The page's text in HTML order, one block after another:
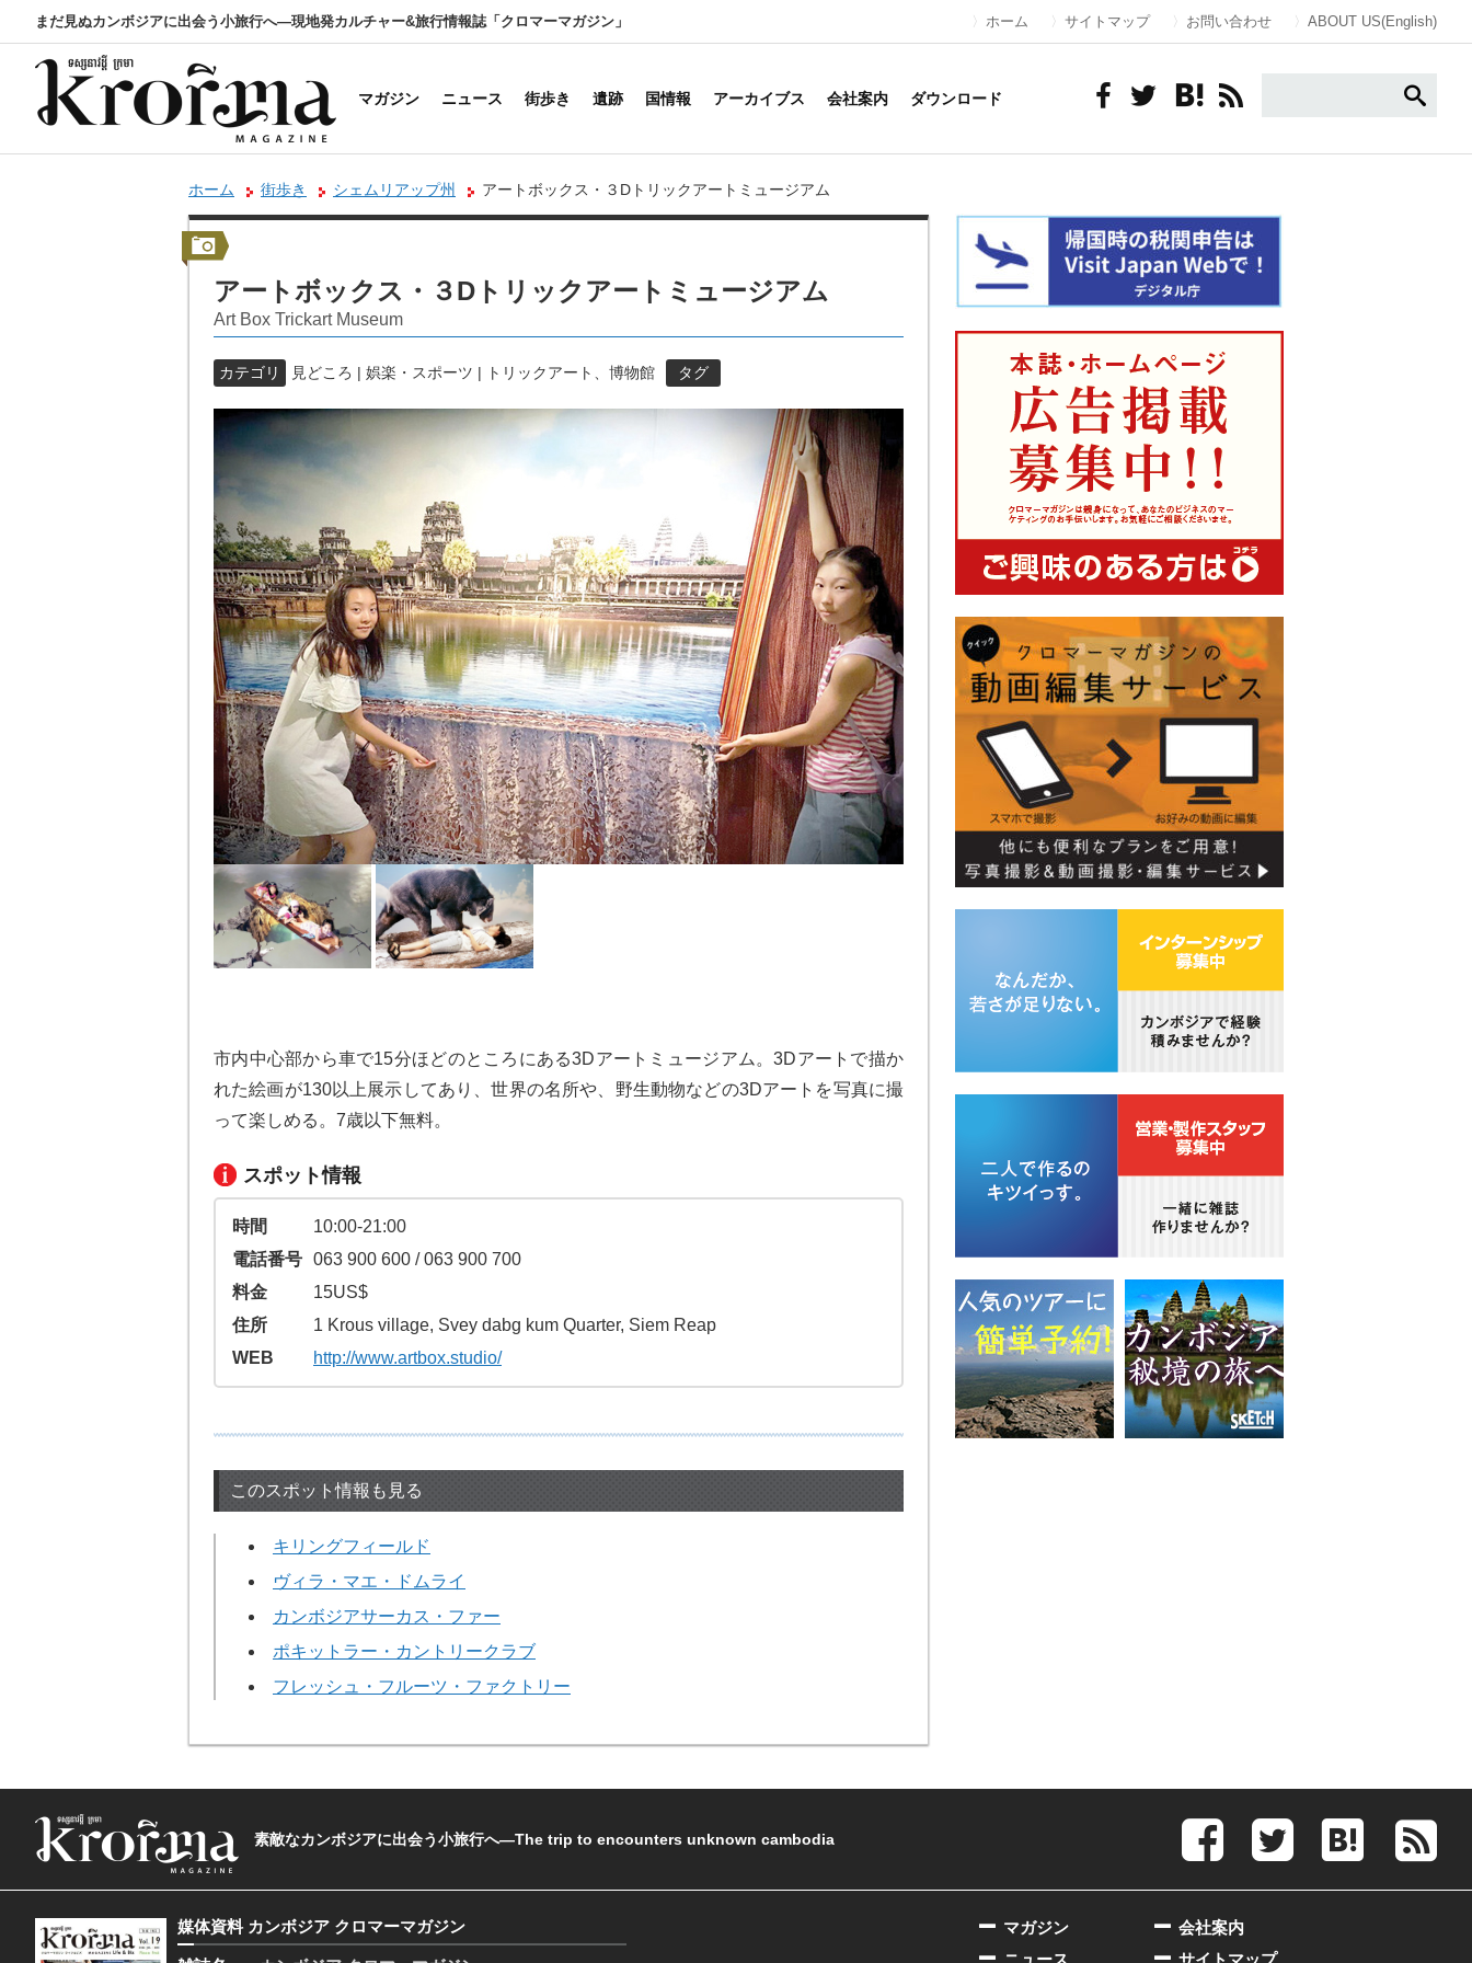
まだ見ぬカンボジアに出会う小旅行へ―現地発カルチャー&旅行情報誌「クロマーマガジン」 ホーム サイトマップ お問い合わせ ABOUT US(English)
マガジン ニュース 街歩き 遺跡 国情報 アーカイブス 会社案内 ダウンロード
ホーム 街歩き シェムリアップ州 アートボックス・３Dトリックアートミュージアム
アートボックス・３Dトリックアートミュージアム
Art Box Trickart Museum
カテゴリ 見どころ | 娯楽・スポーツ | トリックアート、博物館 タグ
市内中心部から車で15分ほどのところにある3Dアートミュージアム。3Dアートで描か
れた絵画が130以上展示してあり、世界の名所や、野生動物などの3Dアートを写真に撮
って楽しめる。7歳以下無料。
スポット情報
時間
10:00-21:00
電話番号 063 900 600 / 063 900 700
料金
15US$
住所
1 Krous village, Svey dabg kum Quarter, Siem Reap
WEB
http://www.artbox.studio/
このスポット情報も見る
キリングフィールド
ヴィラ・マエ・ドムライ
カンボジアサーカス・ファー
ポキットラー・カントリークラブ
フレッシュ・フルーツ・ファクトリー
素敵なカンボジアに出会う小旅行へ―The trip to encounters unknown cambodia
媒体資料 カンボジア クロマーマガジン
会社案内
サイトマップ
マガジン
ニュース